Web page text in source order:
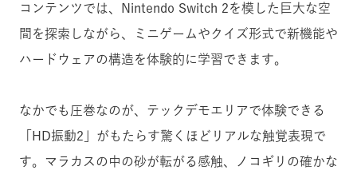
コンテンツでは、Nintendo Switch 2を模した巨大な空
間を探索しながら、ミニゲームやクイズ形式で新機能や
ハードウェアの構造を体験的に学習できます。
なかでも圧巻なのが、テックデモエリアで体験できる
「HD振動2」がもたらす驚くほどリアルな触覚表現で
す。マラカスの中の砂が転がる感触、ノコギリの確かな